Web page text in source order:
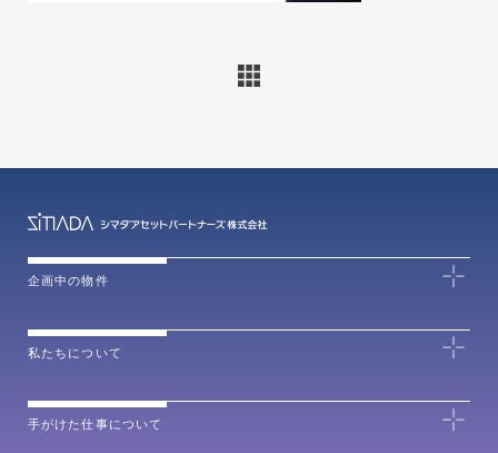
企画中の物件
私たちについて
手がけた仕事について